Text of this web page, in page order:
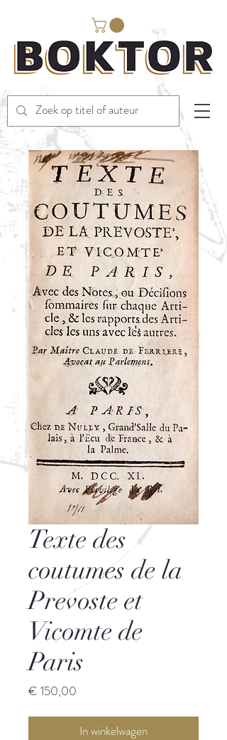
Texte des
coutumes de la
Prevoste et
Vicomte de
Paris
€ 150,00
In winkelwagen